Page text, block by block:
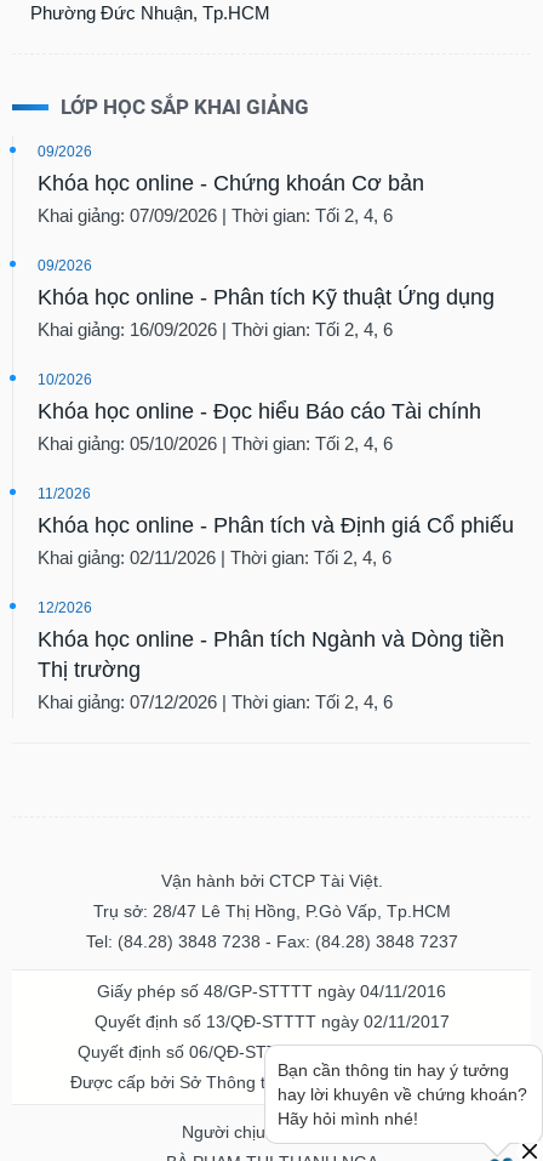
Phường Đức Nhuận, Tp.HCM
LỚP HỌC SẮP KHAI GIẢNG
09/2026
Khóa học online - Chứng khoán Cơ bản
Khai giảng: 07/09/2026 | Thời gian: Tối 2, 4, 6
09/2026
Khóa học online - Phân tích Kỹ thuật Ứng dụng
Khai giảng: 16/09/2026 | Thời gian: Tối 2, 4, 6
10/2026
Khóa học online - Đọc hiểu Báo cáo Tài chính
Khai giảng: 05/10/2026 | Thời gian: Tối 2, 4, 6
11/2026
Khóa học online - Phân tích và Định giá Cổ phiếu
Khai giảng: 02/11/2026 | Thời gian: Tối 2, 4, 6
12/2026
Khóa học online - Phân tích Ngành và Dòng tiền
Thị trường
Khai giảng: 07/12/2026 | Thời gian: Tối 2, 4, 6
Vận hành bởi CTCP Tài Việt.
Trụ sở: 28/47 Lê Thị Hồng, P.Gò Vấp, Tp.HCM
Tel: (84.28) 3848 7238 - Fax: (84.28) 3848 7237
Giấy phép số 48/GP-STTTT ngày 04/11/2016
Quyết định số 13/QĐ-STTTT ngày 02/11/2017
Quyết định số 06/QĐ-STTTT-ICP ngày 20/07/2023
Được cấp bởi Sở Thông tin và Truyền thông TPHCM
Người chịu trách nhiệm
Bạn cần thông tin hay ý tưởng
hay lời khuyên về chứng khoán?
Hãy hỏi mình nhé!